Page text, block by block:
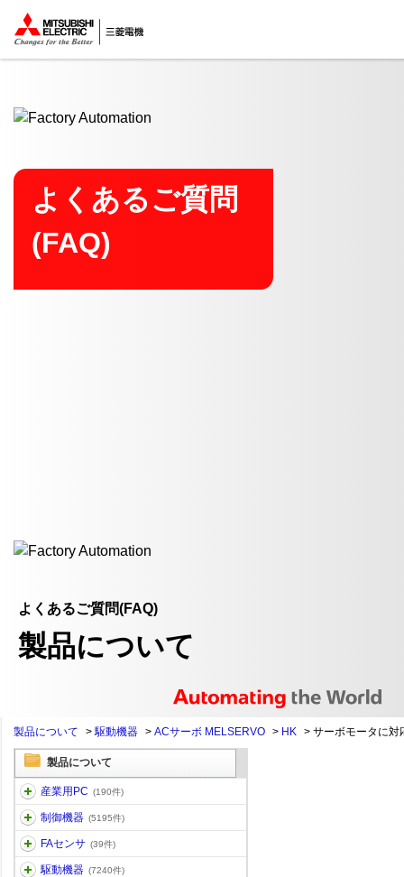
ここから本文
よくあるご質問
(FAQ)
よくあるご質問(FAQ)
製品について
製品について >駆動機器 > ACサーボ MELSERVO > HK > サーボモータに対
製品について
産業用PC (190件)
制御機器 (5195件)
FAセンサ (39件)
駆動機器 (7240件)